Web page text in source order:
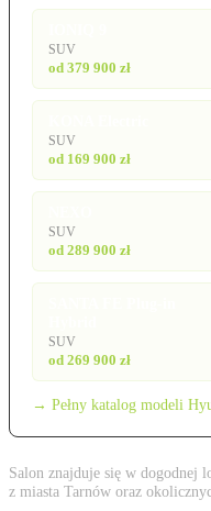
SUV
od 379 900 zł
SUV
od 169 900 zł
SUV
od 289 900 zł
SUV
od 269 900 zł
→ Pełny katalog modeli
Salon znajduje się w dogodnej
z miasta Tarnów oraz